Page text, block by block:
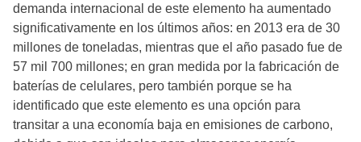
demanda internacional de este elemento ha aumentado
significativamente en los últimos años: en 2013 era de 30
millones de toneladas, mientras que el año pasado fue de
57 mil 700 millones; en gran medida por la fabricación de
baterías de celulares, pero también porque se ha
identificado que este elemento es una opción para
transitar a una economía baja en emisiones de carbono,